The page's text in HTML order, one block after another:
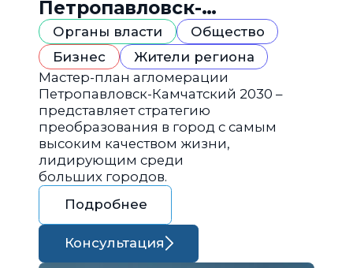
Петропавловск-
Камчатский 2030
Органы власти
Общество
Бизнес
Жители региона
Мастер-план агломерации
Петропавловск-Камчатский 2030 –
представляет стратегию
преобразования в город с самым
высоким качеством жизни,
лидирующим среди
больших городов.
Подробнее
Консультация